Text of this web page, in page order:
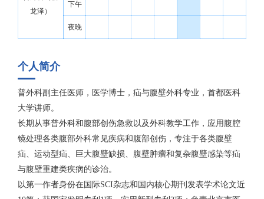
龙泽）
下午
夜晚
个人简介
普外科副主任医师，医学博士，疝与腹壁外科专业，首都医科
大学讲师。
长期从事普外科和腹部创伤急救以及外科教学工作，应用腹腔
镜处理各类腹部外科常见疾病和腹部创伤，专注于各类腹壁
疝、运动型疝、巨大腹壁缺损、腹壁肿瘤和复杂腹壁感染等疝
与腹壁重建类疾病的诊治。
以第一作者身份在国际SCI杂志和国内核心期刊发表学术论文近